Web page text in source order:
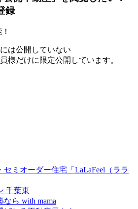
は公開していない
様だけに限定公開しています。